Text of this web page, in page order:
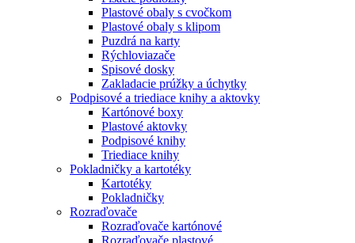
Plastové obaly s cvočkom
Plastové obaly s klipom
Puzdrá na karty
Rýchloviazače
Spisové dosky
Zakladacie prúžky a úchytky
Podpisové a triediace knihy a aktovky
Kartónové boxy
Plastové aktovky
Podpisové knihy
Triediace knihy
Pokladničky a kartotéky
Kartotéky
Pokladničky
Rozraďovače
Rozraďovače kartónové
Rozraďovače plastové